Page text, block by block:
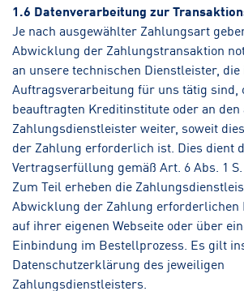
1.6 Datenverarbeitung zur
Je nach ausgewählter Zahlungsart
Abwicklung der Zahlungstransaktion
an unsere technischen Dienstleister,
Auftragsverarbeitung für uns tätig sind,
beauftragten Kreditinstitute oder an
Zahlungsdienstleister weiter, soweit
der Zahlung erforderlich ist. Dies dient
Vertragserfüllung gemäß Art. 6 Abs. 1 S.
Zum Teil erheben die
Abwicklung der Zahlung erforderlichen
auf ihrer eigenen Webseite oder über
Einbindung im Bestellprozess. Es gilt
Datenschutzerklärung des jeweiligen
Zahlungsdienstleisters.